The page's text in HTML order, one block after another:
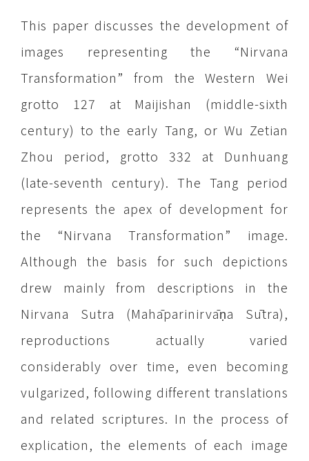
This paper discusses the development of
images representing the “Nirvana
Transformation” from the Western Wei
grotto 127 at Maijishan (middle-sixth
century) to the early Tang, or Wu Zetian
Zhou period, grotto 332 at Dunhuang
(late-seventh century). The Tang period
represents the apex of development for
the “Nirvana Transformation” image.
Although the basis for such depictions
drew mainly from descriptions in the
Nirvana Sutra (Mahāparinirvāṇa Sūtra),
reproductions actually varied
considerably over time, even becoming
vulgarized, following different translations
and related scriptures. In the process of
explication, the elements of each image